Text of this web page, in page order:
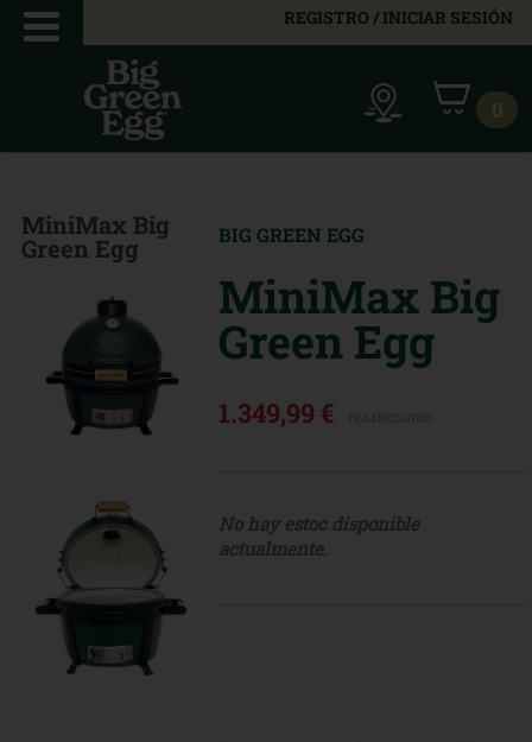
REGISTRO / INICIAR SESIÓN
0
MiniMax Big
Green Egg BIG GREEN EGG
MiniMax Big
Green Egg
1.349,99 €
No hay estoc disponible
actualmente.